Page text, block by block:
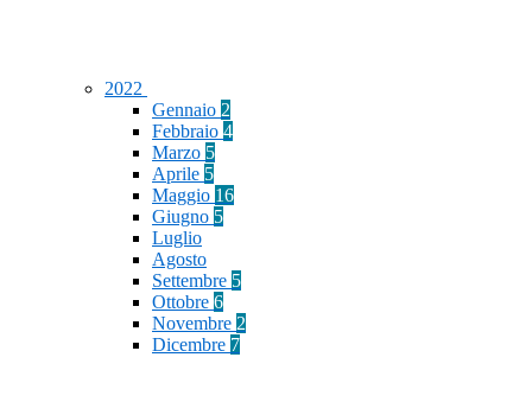
2022
Gennaio 2
Febbraio 4
Marzo 5
Aprile 5
Maggio 16
Giugno 5
Luglio
Agosto
Settembre 5
Ottobre 6
Novembre 2
Dicembre 7